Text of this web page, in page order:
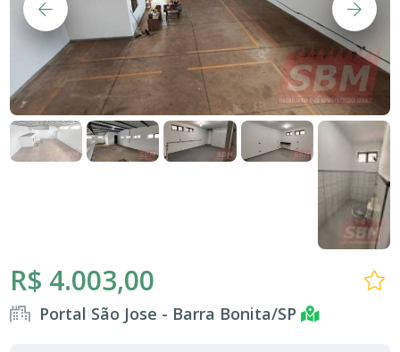
R$ 4.003,00
Portal São Jose - Barra Bonita/SP